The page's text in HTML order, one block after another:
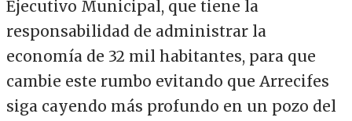
Ejecutivo Municipal, que tiene la
responsabilidad de administrar la
economía de 32 mil habitantes, para que
cambie este rumbo evitando que Arrecifes
siga cayendo más profundo en un pozo del